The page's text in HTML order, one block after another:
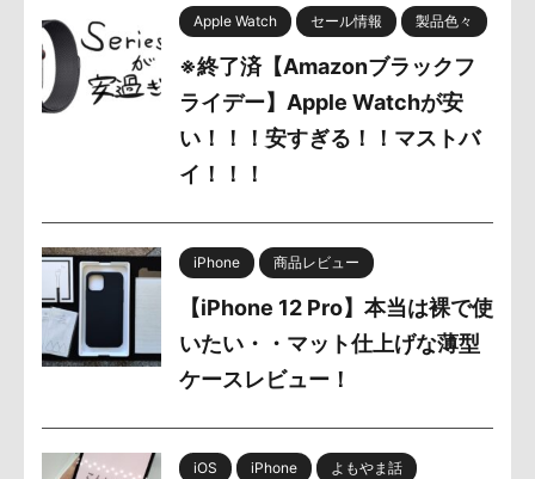
Apple Watch セール情報 製品色々
※終了済【Amazonブラックフ
ライデー】Apple Watchが安
い！！！安すぎる！！マストバ
イ！！！
iPhone 商品レビュー
【iPhone 12 Pro】本当は裸で使
いたい・・マット仕上げな薄型
ケースレビュー！
iOS iPhone よもやま話